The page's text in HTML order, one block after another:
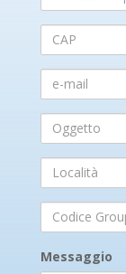
di
spedizione
CAP
mail
Oggetto
Località
Codice
Groupon
Messaggio